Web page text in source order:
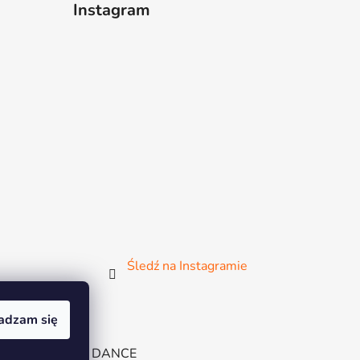
się
Instagram
Śledź na Instagramie
MIA DANCE